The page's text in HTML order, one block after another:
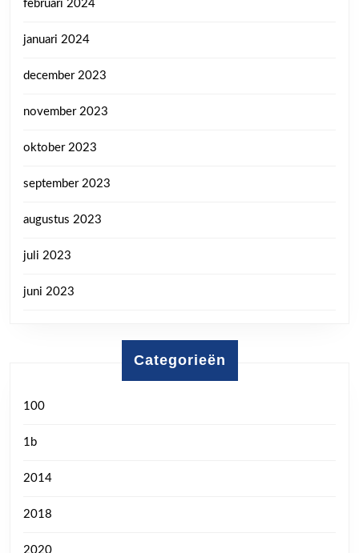
februari 2024
januari 2024
december 2023
november 2023
oktober 2023
september 2023
augustus 2023
juli 2023
juni 2023
Categorieën
100
1b
2014
2018
2020